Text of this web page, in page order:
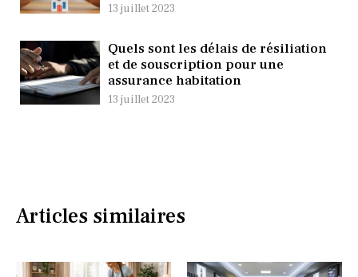
13 juillet 2023
Quels sont les délais de résiliation
et de souscription pour une
assurance habitation
13 juillet 2023
Articles similaires